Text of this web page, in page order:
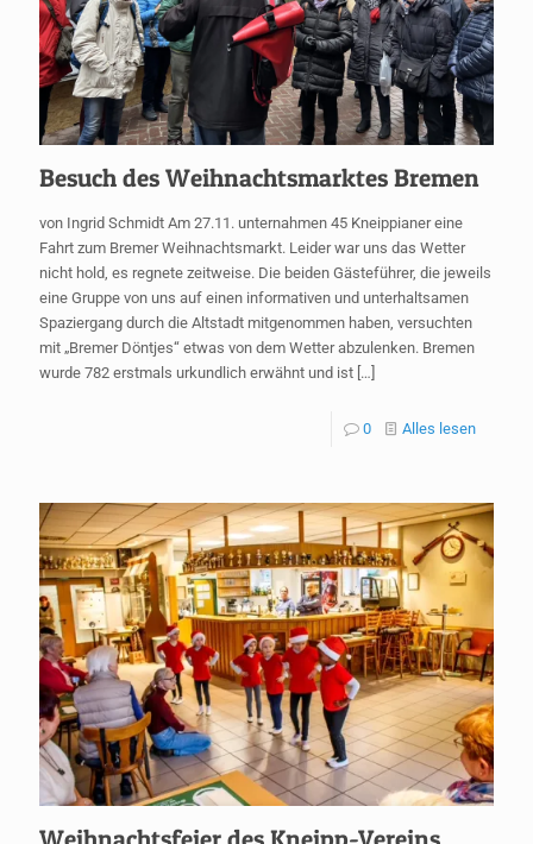
Besuch des Weihnachtsmarktes Bremen
von Ingrid Schmidt Am 27.11. unternahmen 45 Kneippianer eine
Fahrt zum Bremer Weihnachtsmarkt. Leider war uns das Wetter
nicht hold, es regnete zeitweise. Die beiden Gästeführer, die jeweils
eine Gruppe von uns auf einen informativen und unterhaltsamen
Spaziergang durch die Altstadt mitgenommen haben, versuchten
mit „Bremer Döntjes“ etwas von dem Wetter abzulenken. Bremen
wurde 782 erstmals urkundlich erwähnt und ist […]
0 Alles lesen